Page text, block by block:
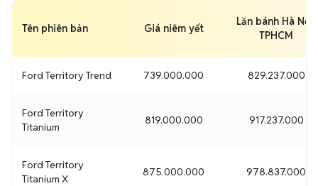
Tên phiên bản Giá niêm yết
Lăn bánh Hà Nội,
TPHCM
Ford Territory Trend 739.000.000 829.237.000
Ford Territory
Titanium
819.000.000 917.237.000
Ford Territory
Titanium X
875.000.000 978.837.000